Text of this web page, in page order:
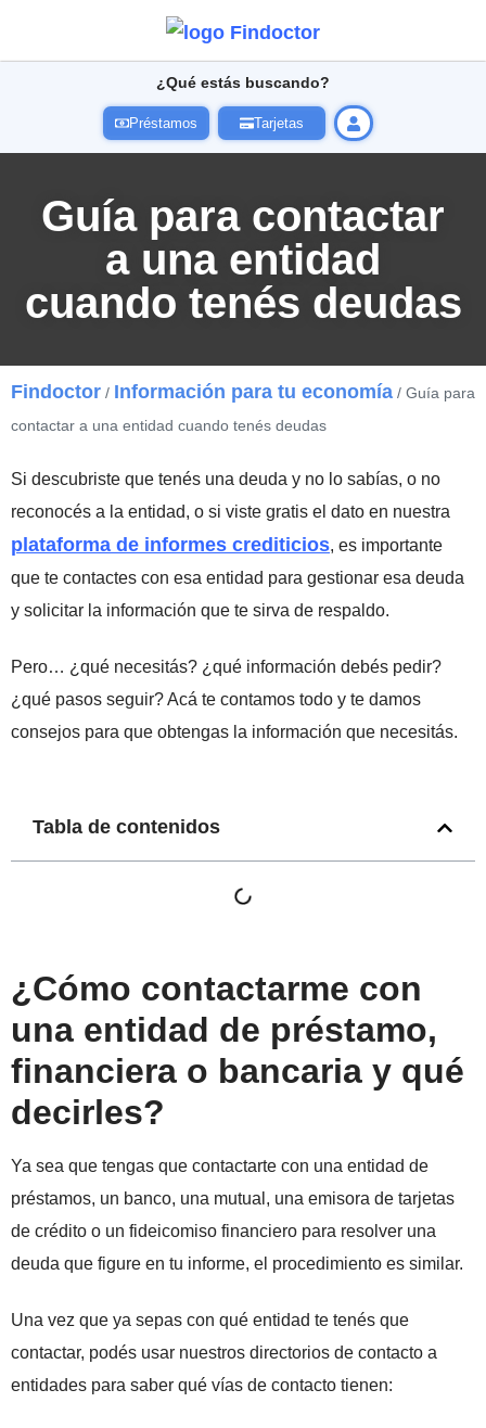
¿Qué estás buscando?
Préstamos Tarjetas
Guía para contactar
a una entidad
cuando tenés deudas
Findoctor / Información para tu economía / Guía para
contactar a una entidad cuando tenés deudas
Si descubriste que tenés una deuda y no lo sabías, o no
reconocés a la entidad, o si viste gratis el dato en nuestra
plataforma de informes crediticios, es importante
que te contactes con esa entidad para gestionar esa deuda
y solicitar la información que te sirva de respaldo.
Pero… ¿qué necesitás? ¿qué información debés pedir?
¿qué pasos seguir? Acá te contamos todo y te damos
consejos para que obtengas la información que necesitás.
Tabla de contenidos
¿Cómo contactarme con
una entidad de préstamo,
financiera o bancaria y qué
decirles?
Ya sea que tengas que contactarte con una entidad de
préstamos, un banco, una mutual, una emisora de tarjetas
de crédito o un fideicomiso financiero para resolver una
deuda que figure en tu informe, el procedimiento es similar.
Una vez que ya sepas con qué entidad te tenés que
contactar, podés usar nuestros directorios de contacto a
entidades para saber qué vías de contacto tienen: